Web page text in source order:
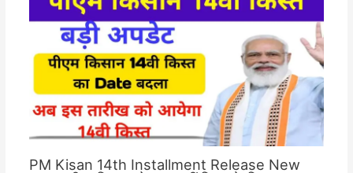
PM Kisan 14th Installment Release New